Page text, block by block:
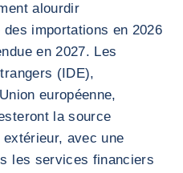
alourdir
importations en 2026
en 2027. Les
(IDE),
européenne,
la source
avec une
les services financiers